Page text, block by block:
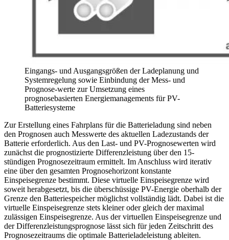
Eingangs- und Ausgangsgrößen der Ladeplanung und
Systemregelung sowie Einbindung der Mess- und
Prognose-werte zur Umsetzung eines
prognosebasierten Energiemanagements für PV-
Batteriesysteme
Zur Erstellung eines Fahrplans für die Batterieladung sind neben
den Prognosen auch Messwerte des aktuellen Ladezustands der
Batterie erforderlich. Aus den Last- und PV-Prognosewerten wird
zunächst die prognostizierte Differenzleistung über den 15-
stündigen Prognosezeitraum ermittelt. Im Anschluss wird iterativ
eine über den gesamten Prognosehorizont konstante
Einspeisegrenze bestimmt. Diese virtuelle Einspeisegrenze wird
soweit herabgesetzt, bis die überschüssige PV-Energie oberhalb der
Grenze den Batteriespeicher möglichst vollständig lädt. Dabei ist die
virtuelle Einspeisegrenze stets kleiner oder gleich der maximal
zulässigen Einspeisegrenze. Aus der virtuellen Einspeisegrenze und
der Differenzleistungsprognose lässt sich für jeden Zeitschritt des
Prognosezeitraums die optimale Batterieladeleistung ableiten.